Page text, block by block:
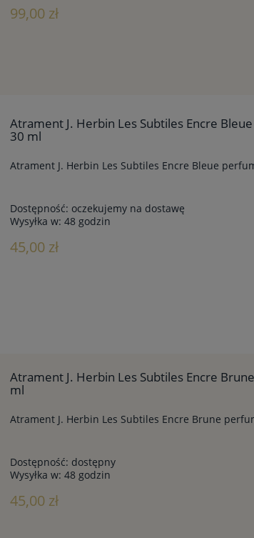
99,00 zł
Atrament J. Herbin Les Subtiles Encre
30 ml
Atrament J. Herbin Les Subtiles Encre Bleue
Dostępność: oczekujemy na dostawę
Wysyłka w: 48 godzin
45,00 zł
Atrament J. Herbin Les Subtiles Encre
ml
Atrament J. Herbin Les Subtiles Encre Brune
Dostępność: dostępny
Wysyłka w: 48 godzin
45,00 zł